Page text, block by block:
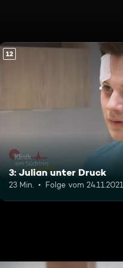
12
3: Julian unter Druck
23 Min. Folge vom 24.11.2021